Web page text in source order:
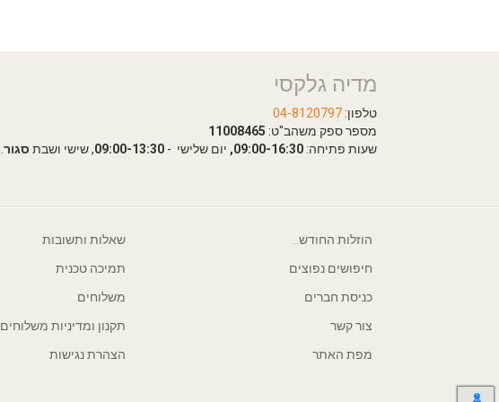
מדיה גלקסי
טלפון: 04-8120797
מספר ספק משהב"ט: 11008465
שעות פתיחה: 09:00-16:30, יום שלישי - 09:00-13:30, שישי ושבת סגור.
הוזלות החודש...
חיפושים נפוצים
כניסת חברים
צור קשר
מפת האתר
שאלות ותשובות
תמיכה טכנית
משלוחים
תקנון ומדיניות משלוחים
הצהרת נגישות